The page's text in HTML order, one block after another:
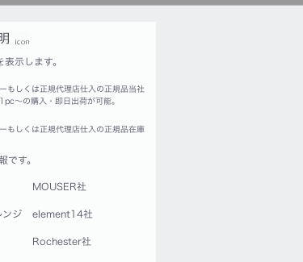
示します。
もしくは正規代理店仕入の正規品当社
〜の購入・即日出荷が可能。
もしくは正規代理店仕入の正規品在庫
です。
MOUSER社
ンジ element14社
Rochester社